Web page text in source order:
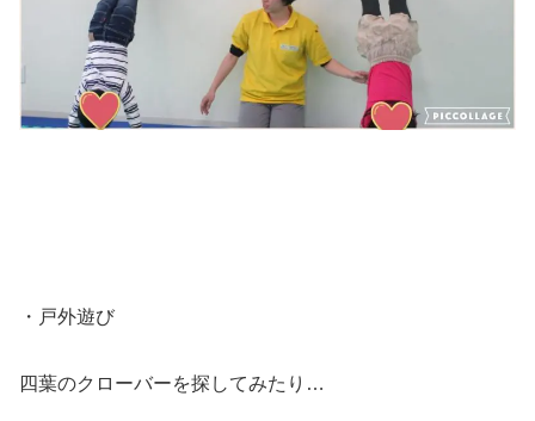
・戸外遊び
四葉のクローバーを探してみたり…